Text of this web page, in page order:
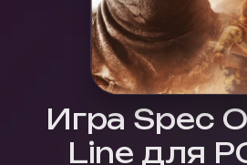
Игра Spec
Line для